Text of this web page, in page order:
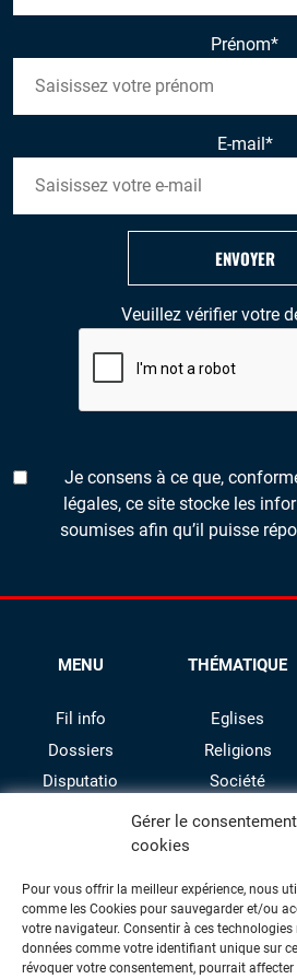
Gérer le
cookies
Pour vous offrir la meilleur expérience, nous
comme les Cookies pour sauvegarder et/ou
votre navigateur. Consentir à ces
données comme votre identifiant unique sur
révoquer votre consentement, pourrait
Prénom*
E-mail *
Veuillez vérifier votre
Je consens à ce que,
légales, ce site stocke les
soumises afin qu’il puisse
ENVOYER
MENU
Fil info
Dossiers
Disputatio
THÉMATIQUE
Eglises
Religions
Société
Culture